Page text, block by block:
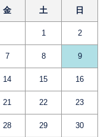
金 土 日
1 2
7 8 9
14 15 16
21 22 23
28 29 30